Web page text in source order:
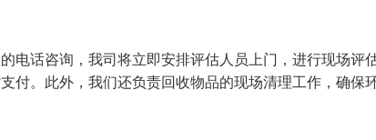
电话咨询，我司将立即安排评估人员上门，进行现场评
付。此外，我们还负责回收物品的现场清理工作，确保